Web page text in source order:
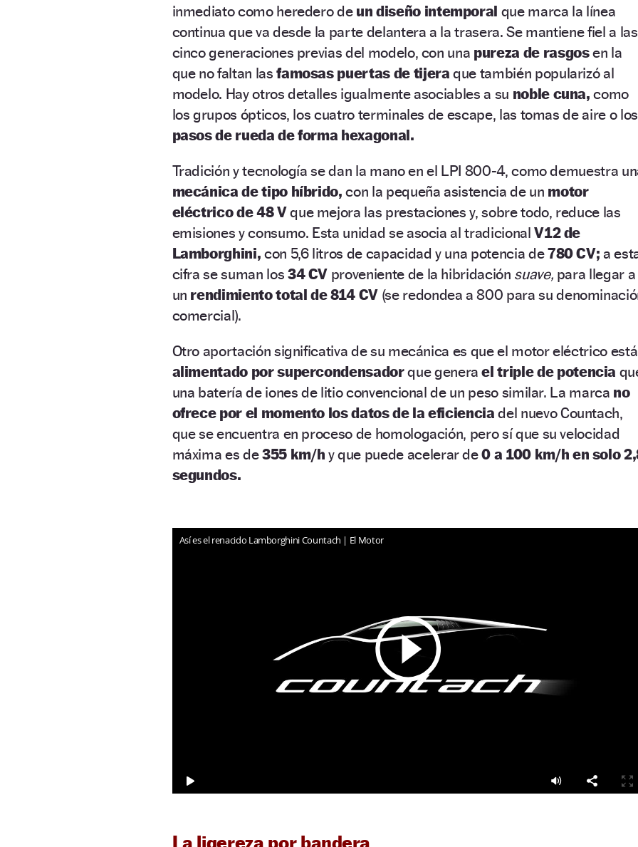
inmediato como heredero deun diseño intemporal que marca la línea
continua que va desde la parte delantera a la trasera. Se mantiene fiel a las
cinco generaciones previas del modelo, con una pureza de rasgosen la
que no faltan lasfamosas puertas de tijera que también popularizó al
modelo. Hay otros detalles igualmente asociables a su noble cuna, como
los grupos ópticos, los cuatro terminales de escape, las tomas de aire o los
pasos de rueda de forma hexagonal.
Tradición y tecnología se dan la mano en el LPI 800-4, como demuestra
mecánica de tipo híbrido, con la pequeña asistencia de un motor
eléctrico de 48 Vque mejora las prestaciones y, sobre todo, reduce las
emisiones y consumo. Esta unidad se asocia al tradicionalV12 de
Lamborghini, con 5,6 litros de capacidad y una potencia de780 CV; a
cifra se suman los 34 CV proveniente de la hibridación suave, para llegar a
un rendimiento total de 814 CV (se redondea a 800 para su
comercial).
Otro aportación significativa de su mecánica es que el motor eléctrico está
alimentado por supercondensadorque generael triple de potencia
una batería de iones de litio convencional de un peso similar. La marca no
ofrece por el momento los datos de la eficiencia del nuevo Countach,
que se encuentra en proceso de homologación, pero sí que su velocidad
máxima es de355 km/h y que puede acelerar de0 a 100 km/h en solo
segundos.
Así es el renacido Lamborghini Countach | El Motor
La ligereza por bandera